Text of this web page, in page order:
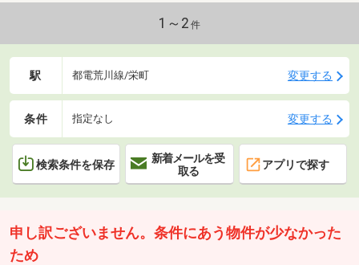
1～2 件
駅 都電荒川線/栄町 変更する
条件 指定なし 変更する
検索条件を保存
新着メールを受
取る
アプリで探す
申し訳ございません。条件にあう物件が少なかった
ため